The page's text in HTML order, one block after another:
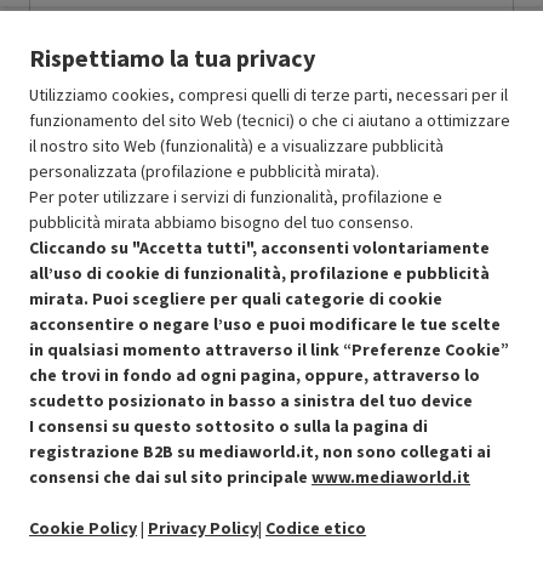
Ricondizionato Prezzo ridotto da
56.05 a-50%
In Promozione 28.02
Aggiungi al carrello
SCONTO RICONDIZIONATI
Approfitta dello sconto del 50% sul prodotto ricondizionato.
Condizioni generali di vendita Recedere dal contratto qui
Rispettiamo la tua privacy
Utilizziamo cookies, compresi quelli di terze parti, necessari per il
funzionamento del sito Web (tecnici) o che ci aiutano a ottimizzare
il nostro sito Web (funzionalità) e a visualizzare pubblicità
personalizzata (profilazione e pubblicità mirata).
Per poter utilizzare i servizi di funzionalità, profilazione e
pubblicità mirata abbiamo bisogno del tuo consenso.
Cliccando su "Accetta tutti", acconsenti volontariamente
all’uso di cookie di funzionalità, profilazione e pubblicità
mirata. Puoi scegliere per quali categorie di cookie
acconsentire o negare l’uso e puoi modificare le tue scelte
in qualsiasi momento attraverso il link “Preferenze Cookie”
che trovi in fondo ad ogni pagina, oppure, attraverso lo
scudetto posizionato in basso a sinistra del tuo device
I consensi su questo sottosito o sulla la pagina di
registrazione B2B su mediaworld.it, non sono collegati ai
consensi che dai sul sito principale www.mediaworld.it
Cookie Policy| Privacy Policy| Codice etico